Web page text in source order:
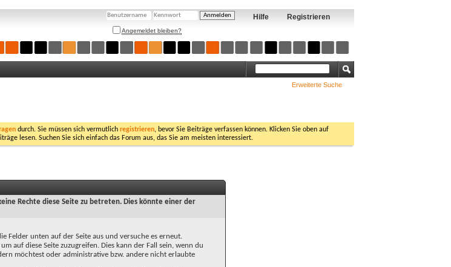
Registrieren
Hilfe
Angemeldet bleiben?
Erweiterte Suche
durch. Sie müssen sich vermutlich registrieren, bevor Sie Beiträge verfassen können. Klicken Sie oben auf
lesen. Suchen Sie sich einfach das Forum aus, das Sie am meisten interessiert.
Rechte diese Seite zu betreten. Dies könnte einer der
Felder unten auf der Seite aus und versuche es erneut.
auf diese Seite zuzugreifen. Dies kann der Fall sein, wenn du
möchtest oder administrative bzw. andere nicht erlaubte